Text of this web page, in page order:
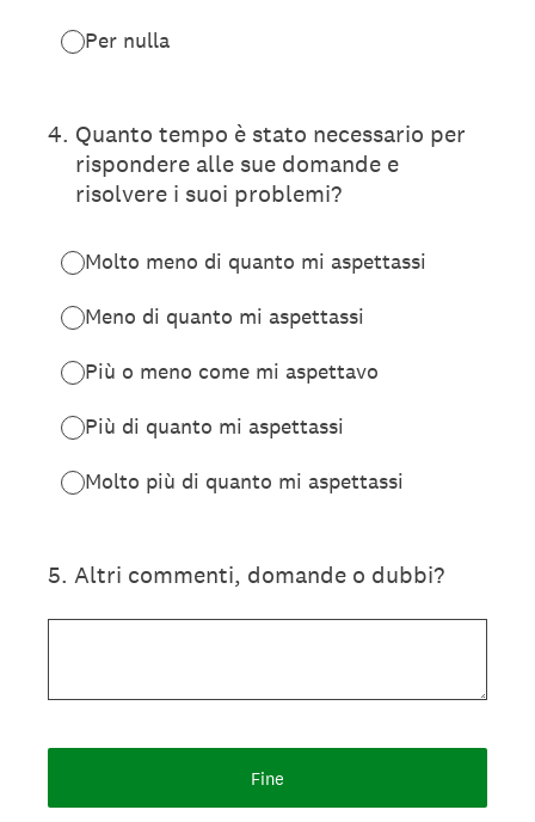
Per nulla
4. Quanto tempo è stato necessario per
rispondere alle sue domande e
risolvere i suoi problemi?
Molto meno di quanto mi aspettassi
Meno di quanto mi aspettassi
Più o meno come mi aspettavo
Più di quanto mi aspettassi
Molto più di quanto mi aspettassi
5. Altri commenti, domande o dubbi?
Fine